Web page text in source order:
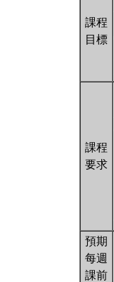
課程
目標
課程
要求
預期
每週
課前